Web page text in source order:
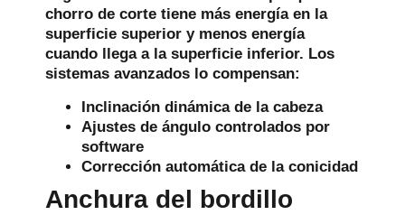
chorro de corte tiene más energía en la
superficie superior y menos energía
cuando llega a la superficie inferior. Los
sistemas avanzados lo compensan:
Inclinación dinámica de la cabeza
Ajustes de ángulo controlados por
software
Corrección automática de la conicidad
Anchura del bordillo